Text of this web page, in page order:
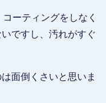
ーティングをしなく
ですし、汚れがすぐ
面倒くさいと思いま